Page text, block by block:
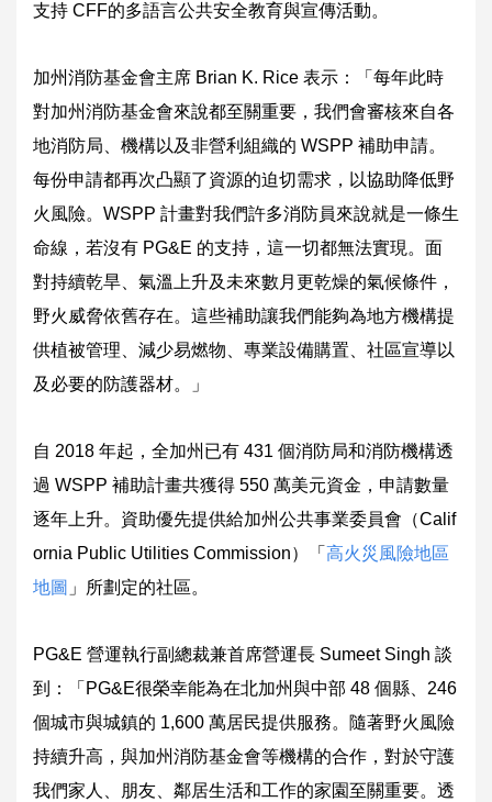
支持 CFF的多語言公共安全教育與宣傳活動。
加州消防基金會主席 Brian K. Rice 表示：「每年此時
對加州消防基金會來說都至關重要，我們會審核來自各
地消防局、機構以及非營利組織的 WSPP 補助申請。
每份申請都再次凸顯了資源的迫切需求，以協助降低野
火風險。WSPP 計畫對我們許多消防員來說就是一條生
命線，若沒有 PG&E 的支持，這一切都無法實現。面
對持續乾旱、氣溫上升及未來數月更乾燥的氣候條件，
野火威脅依舊存在。這些補助讓我們能夠為地方機構提
供植被管理、減少易燃物、專業設備購置、社區宣導以
及必要的防護器材。」
自 2018 年起，全加州已有 431 個消防局和消防機構透
過 WSPP 補助計畫共獲得 550 萬美元資金，申請數量
逐年上升。資助優先提供給加州公共事業委員會（Calif
ornia Public Utilities Commission）「 高火災風險地區
地圖 」所劃定的社區。
PG&E 營運執行副總裁兼首席營運長 Sumeet Singh 談
到：「PG&E很榮幸能為在北加州與中部 48 個縣、246
個城市與城鎮的 1,600 萬居民提供服務。隨著野火風險
持續升高，與加州消防基金會等機構的合作，對於守護
我們家人、朋友、鄰居生活和工作的家園至關重要。透